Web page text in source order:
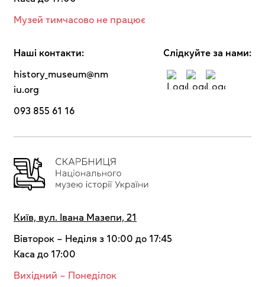
Музей тимчасово не працює
Наші контакти:
history_museum@nm
iu.org
093 855 61 16
Cлідкуйте за нами:
Київ, вул. Івана Мазепи, 21
Вівторок – Неділя з 10:00 до 17:45
Каса до 17:00
Вихідний – Понеділок